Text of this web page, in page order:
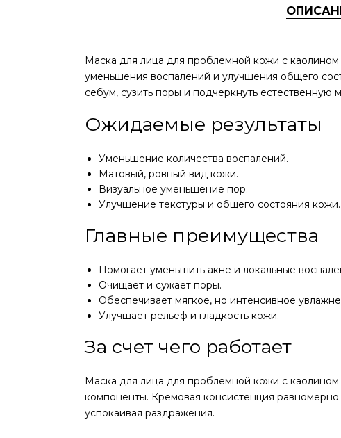
Маска для лица для проблемной кожи с каолином
уменьшения воспалений и улучшения общего
себум, сузить поры и подчеркнуть естественную
Ожидаемые результаты
Уменьшение количества воспалений.
Матовый, ровный вид кожи.
Визуальное уменьшение пор.
Улучшение текстуры и общего состояния кожи.
Главные преимущества
Помогает уменьшить акне и локальные
Очищает и сужает поры.
Обеспечивает мягкое, но интенсивное
Улучшает рельеф и гладкость кожи.
За счет чего работает
Маска для лица для проблемной кожи с
компоненты. Кремовая консистенция
успокаивая раздражения.